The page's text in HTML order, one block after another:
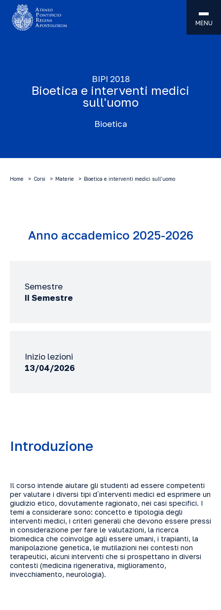
MENU
BIPI 2018
Bioetica e interventi medici
sull'uomo
Bioetica
Home Corsi Materie Bioetica e interventi medici sull’uomo
Anno accademico 2025-2026
Semestre
II Semestre
Inizio lezioni
13/04/2026
Introduzione
Il corso intende aiutare gli studenti ad essere competenti
per valutare i diversi tipi d´interventi medici ed esprimere un
giudizio etico, dovutamente ragionato, nei casi specifici. I
temi a considerare sono: concetto e tipologia degli
interventi medici, i criteri generali che devono essere pressi
in considerazione per fare le valutazioni, la ricerca
biomedica che coinvolge agli essere umani, i trapianti, la
manipolazione genetica, le mutilazioni nei contesti non
terapeutici, alcuni interventi che si prospettano in diversi
contesti (medicina rigenerativa, miglioramento,
invecchiamento, neurologia).